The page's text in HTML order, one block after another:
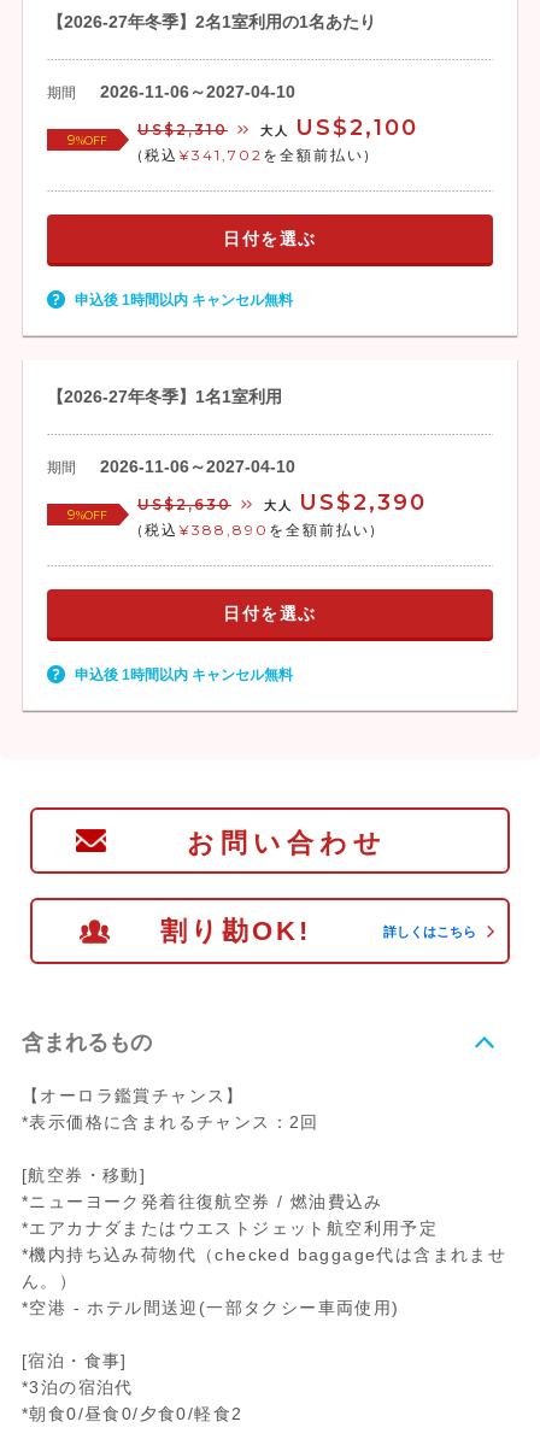
【2026-27年冬季】2名1室利用の1名あたり
期間 2026-11-06～2027-04-10
9%OFF
US$2,310 大人 US$2,100
(税込 ¥341,702 を全額前払い)
日付を選ぶ
申込後 1時間以内 キャンセル無料
【2026-27年冬季】1名1室利用
期間 2026-11-06～2027-04-10
9%OFF
US$2,630 大人 US$2,390
(税込 ¥388,890 を全額前払い)
日付を選ぶ
申込後 1時間以内 キャンセル無料
お問い合わせ
割り勘OK! 詳しくはこちら
含まれるもの
【オーロラ鑑賞チャンス】
*表示価格に含まれるチャンス：2回
[航空券・移動]
*ニューヨーク発着往復航空券 / 燃油費込み
*エアカナダまたはウエストジェット航空利用予定
*機内持ち込み荷物代（checked baggage代は含まれませ
ん。）
*空港 - ホテル間送迎(一部タクシー車両使用)
[宿泊・食事]
*3泊の宿泊代
*朝食0/昼食0/夕食0/軽食2